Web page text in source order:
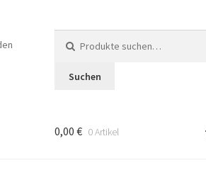
nach:
Suchen
0,00 € 0 Artikel